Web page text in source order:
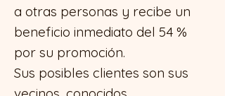
a otras personas y recibe un
beneficio inmediato del 54 %
por su promoción.
Sus posibles clientes son sus